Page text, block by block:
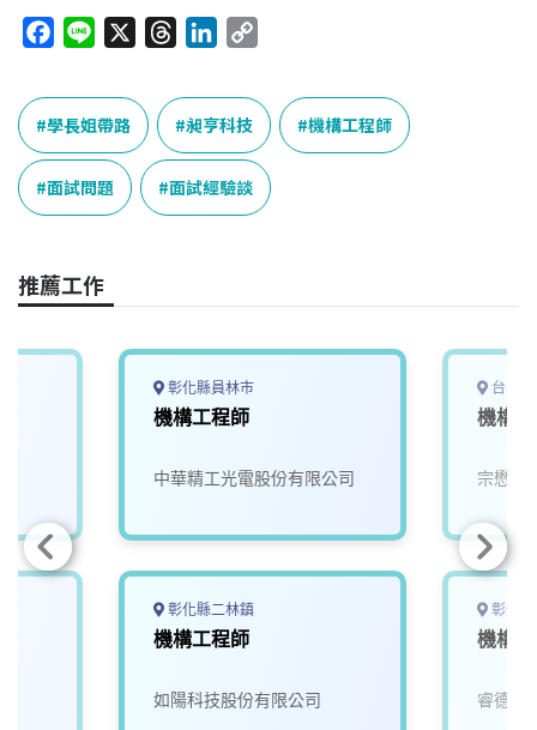
c
e
b
o
o
n
e
r
e
a
d
s
n
k
e
d
I
p
L
n
學長姐帶路 昶亨科技 機構工程師
面試問題 面試經驗談
推薦工作
彰化縣員林市
機構工程師
中華精工光電股份有限公司
彰化縣二林鎮
機構工程師
如陽科技股份有限公司
台中
機構
宗懋貿
彰化
機構
睿德輔